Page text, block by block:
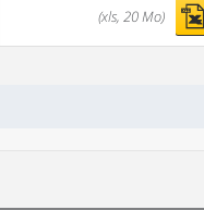
(xls, 20 Mo)